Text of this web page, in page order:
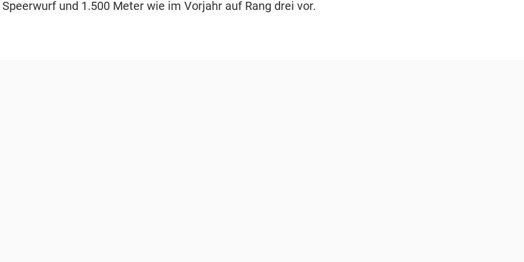
und 1.500 Meter wie im Vorjahr auf Rang drei vor.